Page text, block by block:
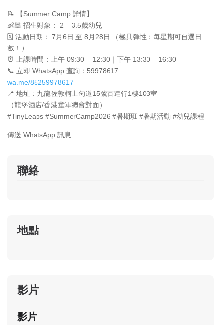
📝 【Summer Camp 詳情】
👶🏻 招生對象： 2 – 3.5歲幼兒
🗓️ 活動日期： 7月6日 至 8月28日 （極具彈性：每星期可自選日
數！）
⏰ 上課時間：上午 09:30 – 12:30｜下午 13:30 – 16:30
📞 立即 WhatsApp 查詢：59978617
wa.me/85259978617
📍 地址：九龍佐敦柯士甸道15號百達行1樓103室
（龍堡酒店/香港童軍總會對面）
#TinyLeaps #SummerCamp2026 #暑期班 #暑期活動 #幼兒課程
傳送 WhatsApp 訊息
聯絡
地點
影片
影片